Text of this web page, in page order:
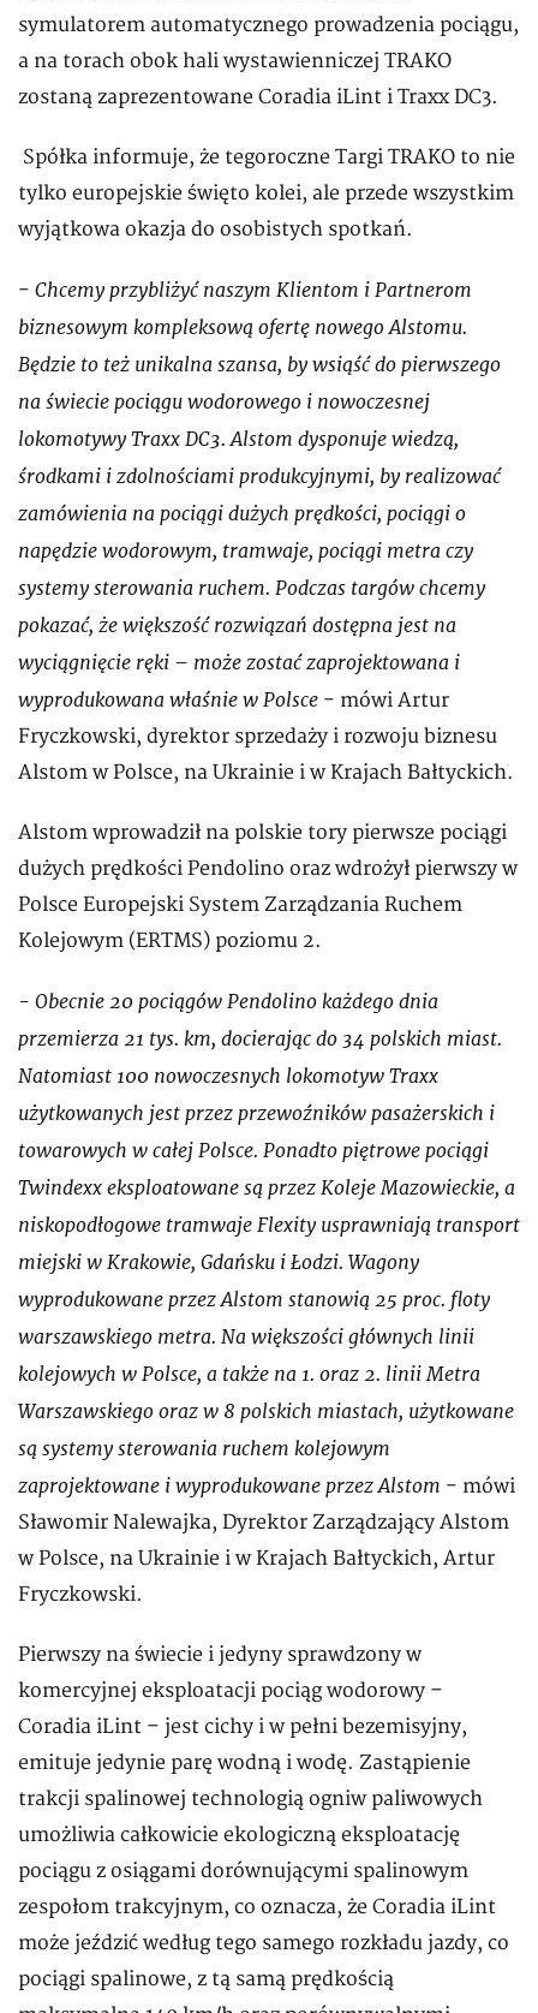
symulatorem automatycznego prowadzenia pociągu,
a na torach obok hali wystawienniczej TRAKO
zostaną zaprezentowane Coradia iLint i Traxx DC3.
Spółka informuje, że tegoroczne Targi TRAKO to nie
tylko europejskie święto kolei, ale przede wszystkim
wyjątkowa okazja do osobistych spotkań.
- Chcemy przybliżyć naszym Klientom i Partnerom
biznesowym kompleksową ofertę nowego Alstomu.
Będzie to też unikalna szansa, by wsiąść do pierwszego
na świecie pociągu wodorowego i nowoczesnej
lokomotywy Traxx DC3. Alstom dysponuje wiedzą,
środkami i zdolnościami produkcyjnymi, by realizować
zamówienia na pociągi dużych prędkości, pociągi o
napędzie wodorowym, tramwaje, pociągi metra czy
systemy sterowania ruchem. Podczas targów chcemy
pokazać, że większość rozwiązań dostępna jest na
wyciągnięcie ręki – może zostać zaprojektowana i
wyprodukowana właśnie w Polsce - mówi Artur
Fryczkowski, dyrektor sprzedaży i rozwoju biznesu
Alstom w Polsce, na Ukrainie i w Krajach Bałtyckich.
Alstom wprowadził na polskie tory pierwsze pociągi
dużych prędkości Pendolino oraz wdrożył pierwszy w
Polsce Europejski System Zarządzania Ruchem
Kolejowym (ERTMS) poziomu 2.
- Obecnie 20 pociągów Pendolino każdego dnia
przemierza 21 tys. km, docierając do 34 polskich miast.
Natomiast 100 nowoczesnych lokomotyw Traxx
użytkowanych jest przez przewoźników pasażerskich i
towarowych w całej Polsce. Ponadto piętrowe pociągi
Twindexx eksploatowane są przez Koleje Mazowieckie, a
niskopodłogowe tramwaje Flexity usprawniają transport
miejski w Krakowie, Gdańsku i Łodzi. Wagony
wyprodukowane przez Alstom stanowią 25 proc. floty
warszawskiego metra. Na większości głównych linii
kolejowych w Polsce, a także na 1. oraz 2. linii Metra
Warszawskiego oraz w 8 polskich miastach, użytkowane
są systemy sterowania ruchem kolejowym
zaprojektowane i wyprodukowane przez Alstom - mówi
Sławomir Nalewajka, Dyrektor Zarządzający Alstom
w Polsce, na Ukrainie i w Krajach Bałtyckich, Artur
Fryczkowski.
Pierwszy na świecie i jedyny sprawdzony w
komercyjnej eksploatacji pociąg wodorowy –
Coradia iLint – jest cichy i w pełni bezemisyjny,
emituje jedynie parę wodną i wodę. Zastąpienie
trakcji spalinowej technologią ogniw paliwowych
umożliwia całkowicie ekologiczną eksploatację
pociągu z osiągami dorównującymi spalinowym
zespołom trakcyjnym, co oznacza, że Coradia iLint
może jeździć według tego samego rozkładu jazdy, co
pociągi spalinowe, z tą samą prędkością